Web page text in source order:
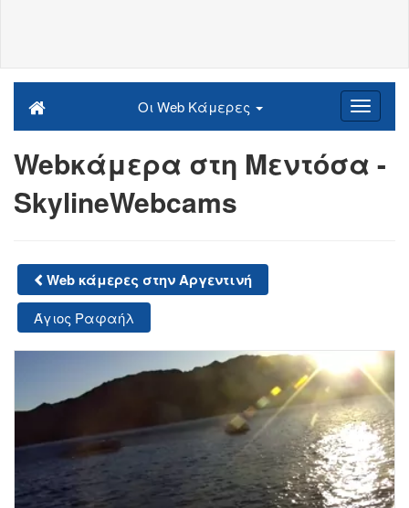
Οι Web Κάμερες
Webκάμερα στη Μεντόσα -
SkylineWebcams
Web κάμερες στην Αργεντινή
Άγιος Ραφαήλ